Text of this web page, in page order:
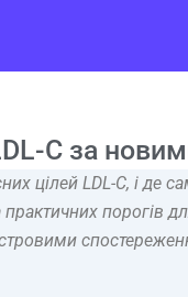
C за
цілей LDL-C, і
порогів